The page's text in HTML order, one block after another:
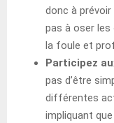
donc à
pas à oser
la foule et
Participez
pas d’être
différentes
impliquant